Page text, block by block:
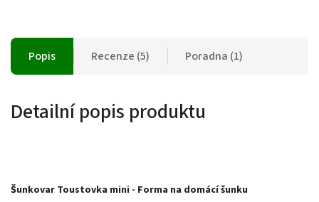
Popis Recenze (5) Poradna (1)
Detailní popis produktu
Šunkovar Toustovka mini - Forma na domácí šunku